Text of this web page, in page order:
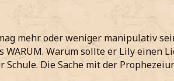
mehr oder weniger manipulativ
WARUM. Warum sollte er Lily einen
Die Sache mit der